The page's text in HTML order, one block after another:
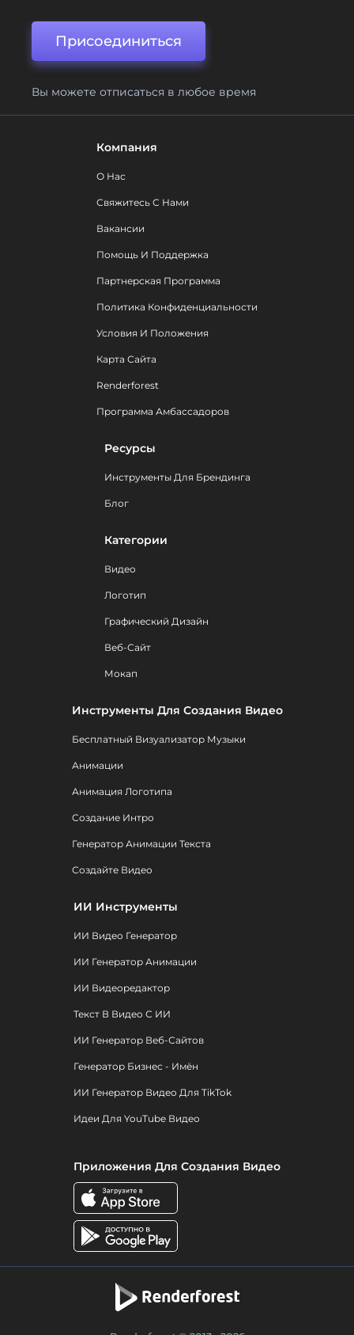
Присоединиться
Вы можете отписаться в любое время
Компания
О Нас
Свяжитесь С Нами
Вакансии
Помощь И Поддержка
Партнерская Программа
Политика Конфиденциальности
Условия И Положения
Карта Сайта
Renderforest
Программа Амбассадоров
Ресурсы
Инструменты Для Брендинга
Блог
Категории
Видео
Логотип
Графический Дизайн
Веб-Сайт
Мокап
Инструменты Для Создания Видео
Бесплатный Визуализатор Музыки
Анимации
Анимация Логотипа
Создание Интро
Генератор Анимации Текста
Создайте Видео
ИИ Инструменты
ИИ Видео Генератор
ИИ Генератор Анимации
ИИ Видеоредактор
Текст В Видео С ИИ
ИИ Генератор Веб-Сайтов
Генератор Бизнес - Имён
ИИ Генератор Видео Для TikTok
Идеи Для YouTube Видео
Приложения Для Создания Видео